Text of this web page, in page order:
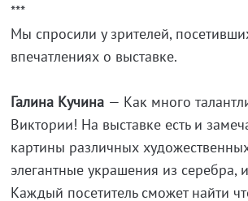
***
Мы спросили у зрителей,
впечатлениях о выставке.
Галина Кучина — Как много
Виктории! На выставке есть и
картины различных
элегантные украшения из серебра,
Каждый посетитель сможет найти